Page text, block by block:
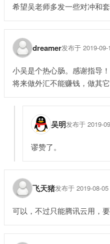
希望吴老师多发一些对冲和
dreamer发布于 2019-
小吴是个热心肠。感谢指导！
将来做外汇不能赚钱，做其
吴明发布于 2019-
谬赞了。
飞天猪发布于 2019-08-
可以，不过只能腾讯云用，